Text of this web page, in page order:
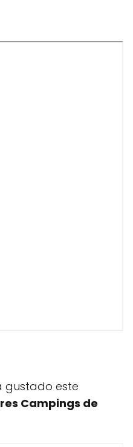
gustado este
Campings de